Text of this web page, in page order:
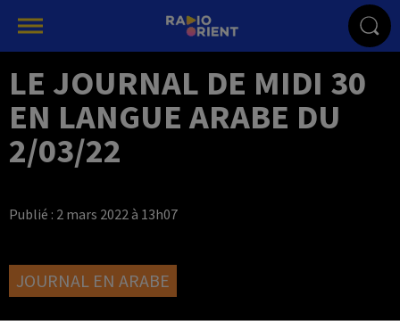
LE JOURNAL DE MIDI 30
EN LANGUE ARABE DU
2/03/22
Publié : 2 mars 2022 à 13h07
JOURNAL EN ARABE